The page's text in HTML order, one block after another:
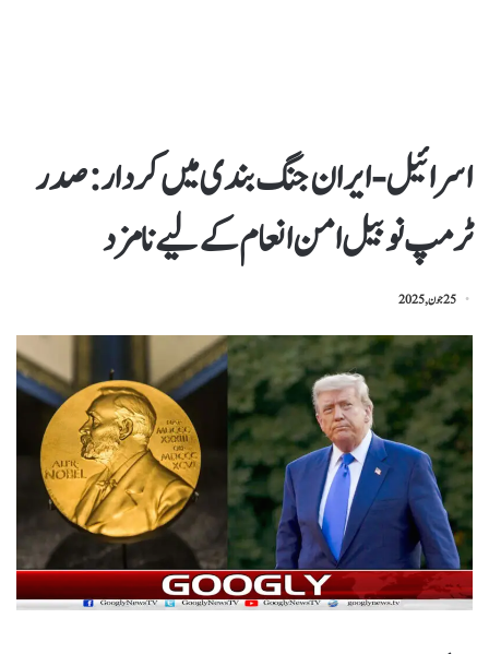
اسرائیل-ایران جنگ بندی میں کردار: صدر
ٹرمپ نوبیل امن انعام کےلیے نامزد
25 جون, 2025